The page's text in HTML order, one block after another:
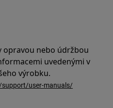
opravou nebo údržbou
uvedenými v
výrobku.
user-manuals/